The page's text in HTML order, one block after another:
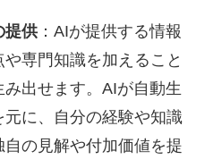
提供：AIが提供する情報
専門知識を加えること
出せます。AIが自動生
に、自分の経験や知識
の見解や付加価値を提